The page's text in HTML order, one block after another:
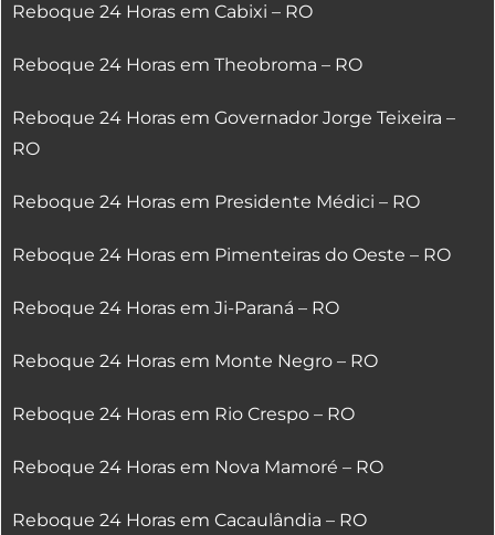
Reboque 24 Horas em Cabixi – RO
Reboque 24 Horas em Theobroma – RO
Reboque 24 Horas em Governador Jorge Teixeira –
RO
Reboque 24 Horas em Presidente Médici – RO
Reboque 24 Horas em Pimenteiras do Oeste – RO
Reboque 24 Horas em Ji-Paraná – RO
Reboque 24 Horas em Monte Negro – RO
Reboque 24 Horas em Rio Crespo – RO
Reboque 24 Horas em Nova Mamoré – RO
Reboque 24 Horas em Cacaulândia – RO